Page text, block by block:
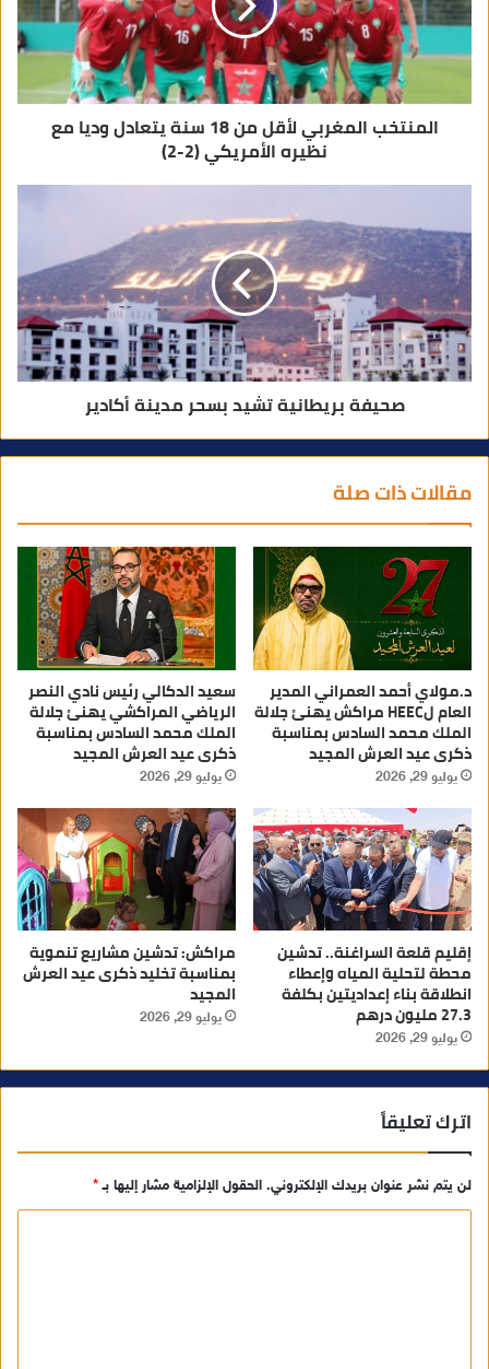
و
ن
المنتخب المغربي لأقل من 18 سنة يتعادل وديا مع
نظيره الأمريكي (2-2)
صحيفة بريطانية تشيد بسحر مدينة أكادير
مقالات ذات صلة
د.مولاي أحمد العمراني المدير
العام لHEEC مراكش يهنئ جلالة
الملك محمد السادس بمناسبة
ذكرى عيد العرش المجيد
يوليو 29, 2026
سعيد الدكالي رئيس نادي النصر
الرياضي المراكشي يهنئ جلالة
الملك محمد السادس بمناسبة
ذكرى عيد العرش المجيد
يوليو 29, 2026
إقليم قلعة السراغنة.. تدشين
محطة لتحلية المياه وإعطاء
انطلاقة بناء إعداديتين بكلفة
27.3 مليون درهم
يوليو 29, 2026
مراكش: تدشين مشاريع تنموية
بمناسبة تخليد ذكرى عيد العرش
المجيد
يوليو 29, 2026
اترك تعليقاً
لن يتم نشر عنوان بريدك الإلكتروني. الحقول الإلزامية مشار إليها بـ*